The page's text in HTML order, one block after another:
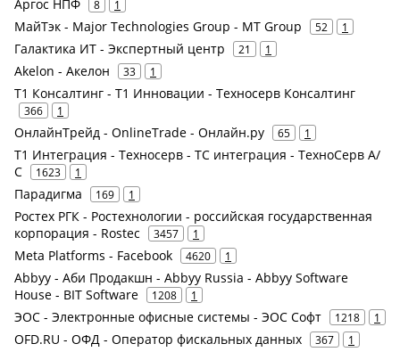
Аргос НПФ 8 1
МайТэк - Major Technologies Group - MT Group 52 1
Галактика ИТ - Экспертный центр 21 1
Akelon - Акелон 33 1
Т1 Консалтинг - Т1 Инновации - Техносерв Консалтинг
366 1
ОнлайнТрейд - OnlineTrade - Онлайн.ру 65 1
Т1 Интеграция - Техносерв - ТС интеграция - ТехноСерв А/
С
1623 1
Парадигма 169 1
Ростех РГК - Ростехнологии - российская государственная
корпорация - Rostec
3457 1
Meta Platforms - Facebook 4620 1
Abbyy - Аби Продакшн - Abbyy Russia - Abbyy Software
House - BIT Software
1208 1
ЭОС - Электронные офисные системы - ЭОС Софт 1218 1
OFD.RU - ОФД - Оператор фискальных данных 367 1